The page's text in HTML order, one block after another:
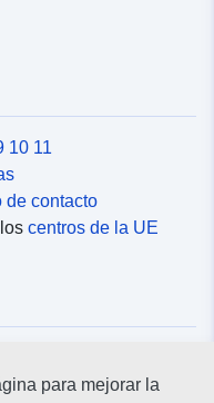
10 11
de contacto
centros de la UE
para mejorar la